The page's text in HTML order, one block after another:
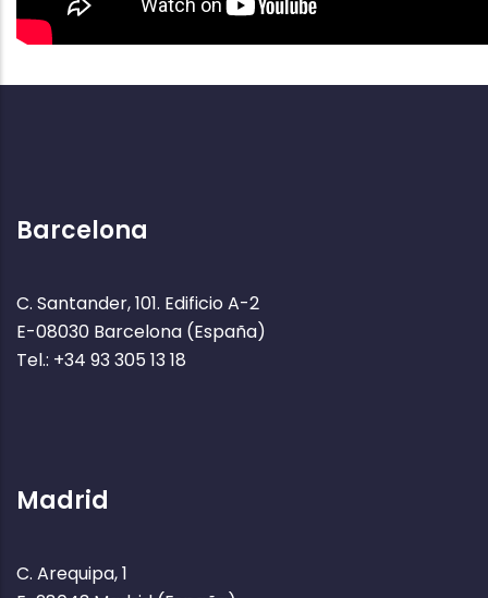
Barcelona
C. Santander, 101. Edificio A-2
E-08030 Barcelona (España)
Tel.: +34 93 305 13 18
Madrid
C. Arequipa, 1